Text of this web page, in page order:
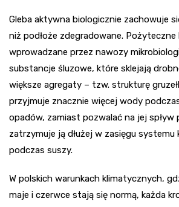
Gleba aktywna biologicznie zachowuje
niż podłoże zdegradowane.
wprowadzane przez nawozy
substancje śluzowe, które sklejają
większe agregaty – tzw. strukturę
przyjmuje znacznie więcej wody
opadów, zamiast pozwalać na jej spływ
zatrzymuje ją dłużej w zasięgu systemu
podczas suszy.
W polskich warunkach klimatycznych,
maje i czerwce stają się normą, każda